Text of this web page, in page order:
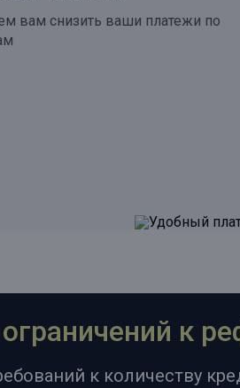
вам снизить ваши платежи по
к
к количеству